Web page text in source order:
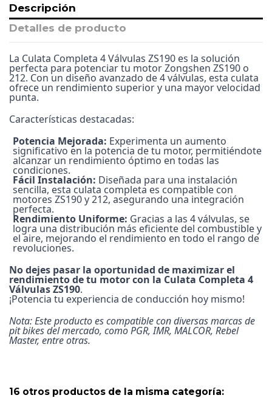
Descripción
Detalles de producto
La Culata Completa 4 Válvulas ZS190 es la solución
perfecta para potenciar tu motor Zongshen ZS190 o
212. Con un diseño avanzado de 4 válvulas, esta culata
ofrece un rendimiento superior y una mayor velocidad
punta.
Características destacadas:
Potencia Mejorada: Experimenta un aumento
significativo en la potencia de tu motor, permitiéndote
alcanzar un rendimiento óptimo en todas las
condiciones.
Fácil Instalación: Diseñada para una instalación
sencilla, esta culata completa es compatible con
motores ZS190 y 212, asegurando una integración
perfecta.
Rendimiento Uniforme: Gracias a las 4 válvulas, se
logra una distribución más eficiente del combustible y
el aire, mejorando el rendimiento en todo el rango de
revoluciones.
No dejes pasar la oportunidad de maximizar el
rendimiento de tu motor con la Culata Completa 4
Válvulas ZS190.
¡Potencia tu experiencia de conducción hoy mismo!
Nota: Este producto es compatible con diversas marcas de
pit bikes del mercado, como PGR, IMR, MALCOR, Rebel
Master, entre otras.
16 otros productos de la misma categoría: